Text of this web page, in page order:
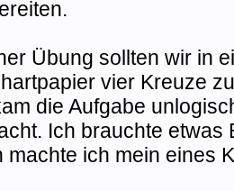
Übung sollten wir in
vier Kreuze
die Aufgabe
Ich brauchte etwas
machte ich mein eines